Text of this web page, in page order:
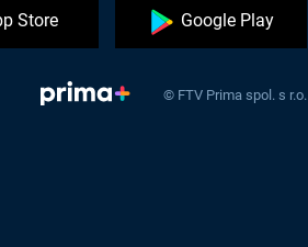
Store Google Play
© FTV Prima spol. s r.o.